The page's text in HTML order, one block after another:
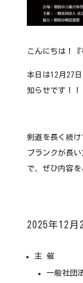
こんにちは！
本日は12月27
知らせです！！
剣道を長く続
ブランクが長
で、ぜひ内容を
2025年12
主 催
一般社団